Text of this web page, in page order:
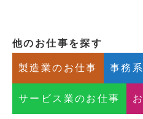
他のお仕事を探す
製造業のお仕事 事務
サービス業のお仕事